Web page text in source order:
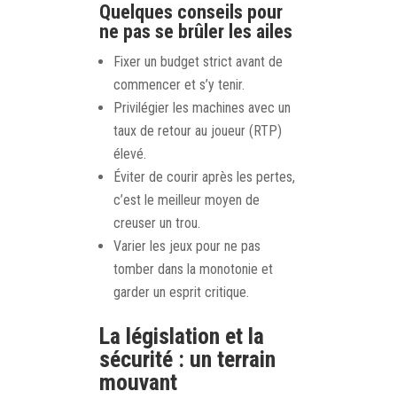
Quelques conseils pour
ne pas se brûler les ailes
Fixer un budget strict avant de
commencer et s’y tenir.
Privilégier les machines avec un
taux de retour au joueur (RTP)
élevé.
Éviter de courir après les pertes,
c’est le meilleur moyen de
creuser un trou.
Varier les jeux pour ne pas
tomber dans la monotonie et
garder un esprit critique.
La législation et la
sécurité : un terrain
mouvant